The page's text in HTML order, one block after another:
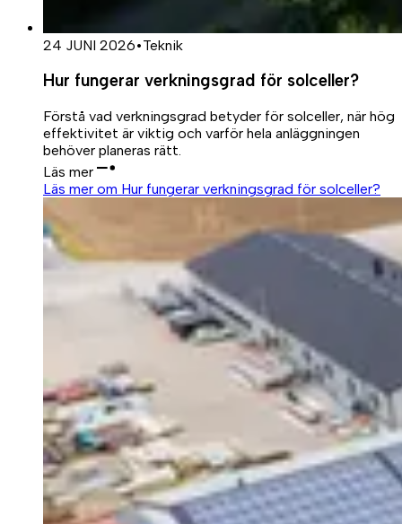
24 JUNI 2026•Teknik
Hur fungerar verkningsgrad för solceller?
Förstå vad verkningsgrad betyder för solceller, när hög
effektivitet är viktig och varför hela anläggningen
behöver planeras rätt.
Läs mer
Läs mer om Hur fungerar verkningsgrad för solceller?